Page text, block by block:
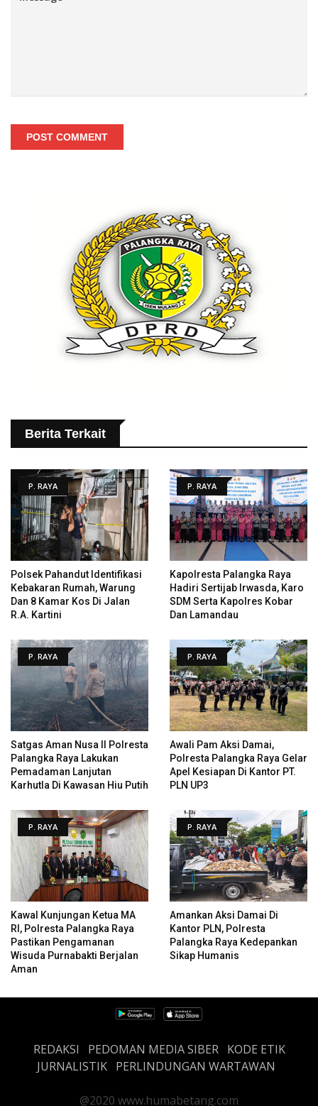
POST COMMENT
Berita Terkait
P. RAYA
Polsek Pahandut Identifikasi
Kebakaran Rumah, Warung
Dan 8 Kamar Kos Di Jalan
R.A. Kartini
P. RAYA
Kapolresta Palangka Raya
Hadiri Sertijab Irwasda, Karo
SDM Serta Kapolres Kobar
Dan Lamandau
P. RAYA
Satgas Aman Nusa II Polresta
Palangka Raya Lakukan
Pemadaman Lanjutan
Karhutla Di Kawasan Hiu Putih
P. RAYA
Awali Pam Aksi Damai,
Polresta Palangka Raya Gelar
Apel Kesiapan Di Kantor PT.
PLN UP3
P. RAYA
Kawal Kunjungan Ketua MA
RI, Polresta Palangka Raya
Pastikan Pengamanan
Wisuda Purnabakti Berjalan
Aman
P. RAYA
Amankan Aksi Damai Di
Kantor PLN, Polresta
Palangka Raya Kedepankan
Sikap Humanis
REDAKSI PEDOMAN MEDIA SIBER
KODE ETIK
JURNALISTIK PERLINDUNGAN WARTAWAN
@2020 www.humabetang.com